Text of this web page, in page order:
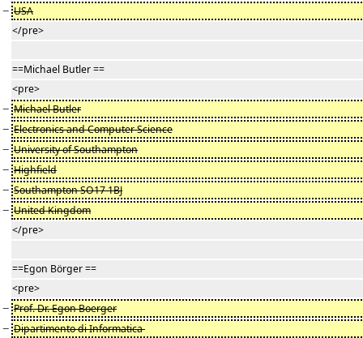
− USA
</pre>
==Michael Butler ==
<pre>
− Michael Butler
− Electronics and Computer Science
− University of Southampton
− Highfield
− Southampton SO17 1BJ
− United Kingdom
</pre>
==Egon Börger ==
<pre>
− Prof. Dr. Egon Boerger
− Dipartimento di Informatica